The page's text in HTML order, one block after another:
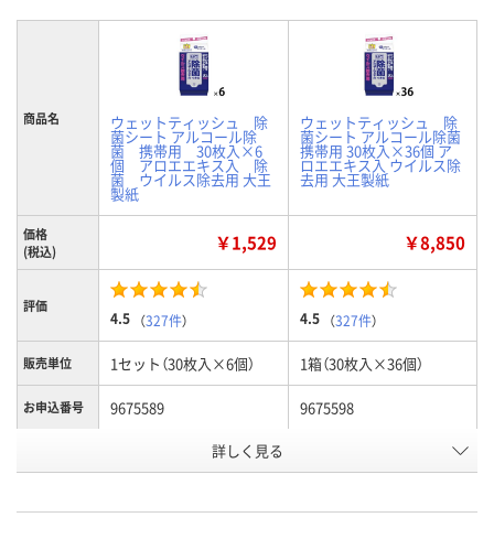
商品名 ウェットティッシュ 除
菌シート アルコール除
菌 携帯用 30枚入×6
個 アロエエキス入 除
菌 ウイルス除去用 大王
製紙
ウェットティッシュ 除
菌シート アルコール除菌
携帯用 30枚入×36個 ア
ロエエキス入 ウイルス除
去用 大王製紙
価格
(税込)
￥1,529 ￥8,850
評価
4.5 （327件） 4.5 （327件）
販売単位 1セット（30枚入×6個） 1箱（30枚入×36個）
お申込番号 9675589 9675598
詳しく見る